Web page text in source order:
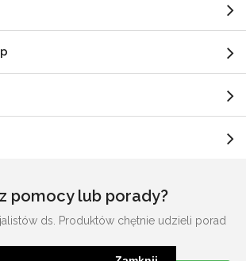
pomocy lub porady?
ds. Produktów chętnie udzieli porad